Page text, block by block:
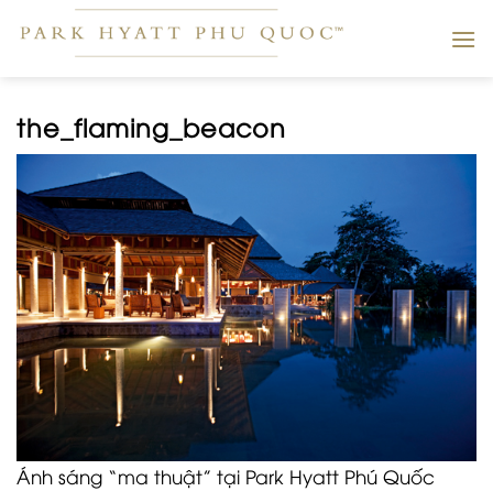
the_flaming_beacon
Ánh sáng “ma thuật” tại Park Hyatt Phú Quốc